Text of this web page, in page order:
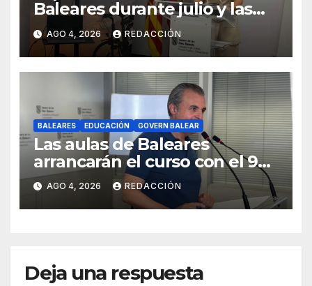
Baleares durante julio y las
islas lideran la contratación
indefinida
AGO 4, 2026 REDACCIÓN
BALEARES EDUCACIÓN GOVERN BALEAR
Las aulas de Baleares
arrancarán el curso con el 99
% de las plazas de profesores
cubiertas
AGO 4, 2026 REDACCIÓN
Deja una respuesta